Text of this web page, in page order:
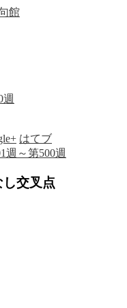
週
はてブ
週～第500週
交叉点